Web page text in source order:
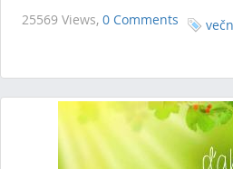
25569 Views, 0 Comments